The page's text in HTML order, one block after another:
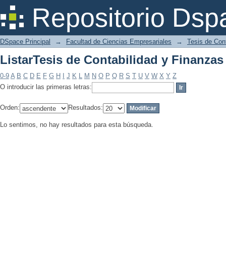
Repositorio
ListarTesis de Contabilidad y
DSpace Principal → Facultad de Ciencias Empresariales → Tesis de
ListarTesis de Contabilidad y
0-9 A B C D E F G H J K L M N O P Q R S T U V W X Y Z
O introducir las primeras letras:
Orden: Resultados:
Lo sentimos, no hay resultados para esta búsqueda.